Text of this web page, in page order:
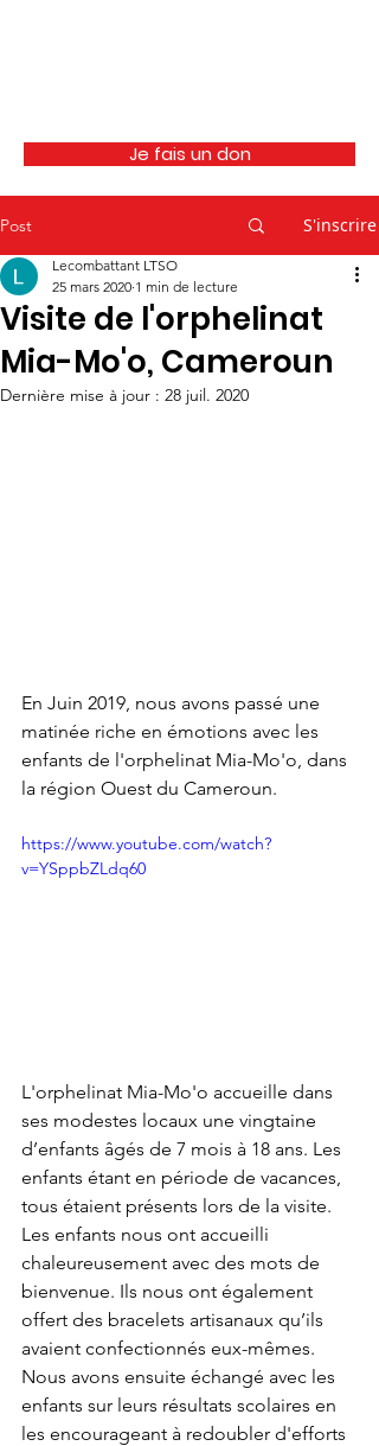
Je fais un don
Post S'inscrire
Visite de l'orphelinat
Mia-Mo'o, Cameroun
Lecombattant LTSO
25 mars 2020 1 min de lecture
Dernière mise à jour : 28 juil. 2020
En Juin 2019, nous avons passé une
matinée riche en émotions avec les
enfants de l'orphelinat Mia-Mo'o, dans
la région Ouest du Cameroun.
https://www.youtube.com/watch?
v=YSppbZLdq60
L'orphelinat Mia-Mo'o accueille dans
ses modestes locaux une vingtaine
d’enfants âgés de 7 mois à 18 ans. Les
enfants étant en période de vacances,
tous étaient présents lors de la visite.
Les enfants nous ont accueilli
chaleureusement avec des mots de
bienvenue. Ils nous ont également
offert des bracelets artisanaux qu’ils
avaient confectionnés eux-mêmes.
Nous avons ensuite échangé avec les
enfants sur leurs résultats scolaires en
les encourageant à redoubler d'efforts